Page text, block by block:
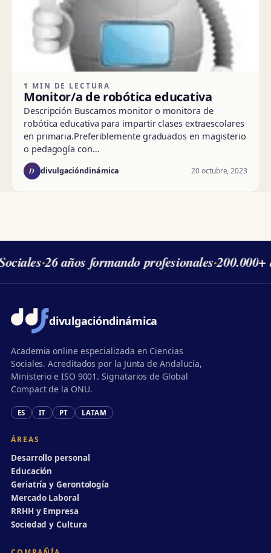
1 MIN DE LECTURA
Monitor/a de robótica educativa
Descripción Buscamos monitor o monitora de
robótica educativa para impartir clases extraescolares
en primaria.Preferiblemente graduados en magisterio
o pedagogía con…
D divulgacióndinámica 20 octubre, 2023
·26 años formando profesionales·200.000+
divulgacióndinámica
Academia online especializada en Ciencias
Sociales. Acreditados por la Junta de Andalucía,
Ministerio e ISO 9001. Signatarios de Global
Compact de la ONU.
ES IT PT LATAM
ÁREAS
Desarrollo personal
Educación
Geriatría y Gerontología
Mercado Laboral
RRHH y Empresa
Sociedad y Cultura